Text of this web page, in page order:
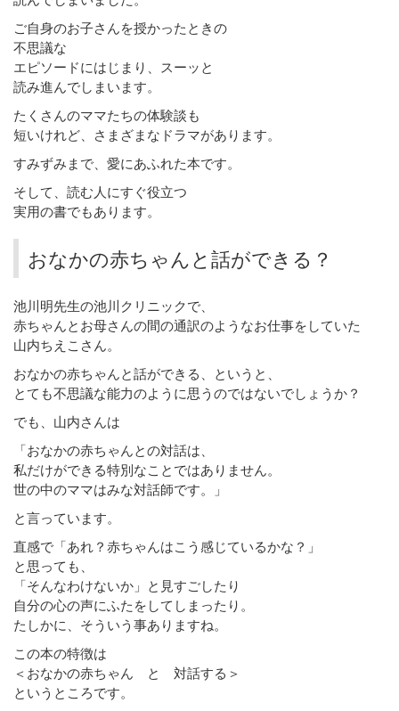
ご自身のお子さんを授かったときの
不思議な
エピソードにはじまり、スーッと
読み進んでしまいます。
たくさんのママたちの体験談も
短いけれど、さまざまなドラマがあります。
すみずみまで、愛にあふれた本です。
そして、読む人にすぐ役立つ
実用の書でもあります。
おなかの赤ちゃんと話ができる？
池川明先生の池川クリニックで、
赤ちゃんとお母さんの間の通訳のようなお仕事をしていた
山内ちえこさん。
おなかの赤ちゃんと話ができる、というと、
とても不思議な能力のように思うのではないでしょうか？
でも、山内さんは
「おなかの赤ちゃんとの対話は、
私だけができる特別なことではありません。
世の中のママはみな対話師です。」
と言っています。
直感で「あれ？赤ちゃんはこう感じているかな？」
と思っても、
「そんなわけないか」と見すごしたり
自分の心の声にふたをしてしまったり。
たしかに、そういう事ありますね。
この本の特徴は
＜おなかの赤ちゃん と 対話する＞
というところです。